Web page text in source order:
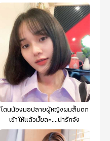
โดนน้องมอปลายผู้หญิงผมสั้นตก
เข้าให้แล้วมั้ยละ....น่ารักจัง